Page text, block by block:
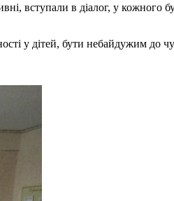
вступали в діалог, у кожного
у дітей, бути небайдужим до